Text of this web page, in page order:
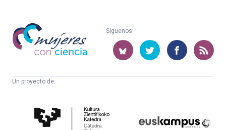
Mujeres
con
ciencia
Síguenos:
Un proyecto de:
Cultura